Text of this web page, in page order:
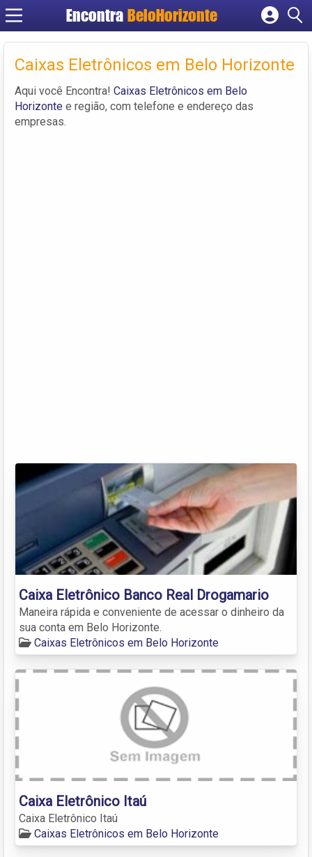
Encontra BeloHorizonte
Cadastrar empresa
Criar conta
Caixas Eletrônicos em Belo Horizonte
Aqui você Encontra! Caixas Eletrônicos em Belo
Horizonte e região, com telefone e endereço das
empresas.
Caixa Eletrônico Banco Real Drogamario
Maneira rápida e conveniente de acessar o dinheiro da
sua conta em Belo Horizonte.
Caixas Eletrônicos em Belo Horizonte
Caixa Eletrônico Itaú
Caixa Eletrônico Itaú
Caixas Eletrônicos em Belo Horizonte